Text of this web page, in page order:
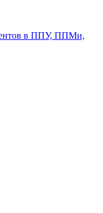
в ППУ, ППМи,